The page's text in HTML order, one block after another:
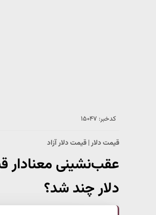
کدخبر: ۱۵۰۴۷
قیمت دلار | قیمت دلار آزاد
دلار چند شد؟